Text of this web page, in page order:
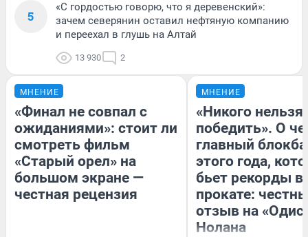
5
«С гордостью говорю, что я деревенский»:
зачем северянин оставил нефтяную компанию
и переехал в глушь на Алтай
13 930 2
МНЕНИЕ
«Финал не совпал с
ожиданиями»: стоит ли
смотреть фильм
«Старый орел» на
большом экране —
честная рецензия
МНЕНИЕ
«Никого нельзя
победить». О
главный
этого года,
бьет рекорды в
прокате:
отзыв на
Нолана